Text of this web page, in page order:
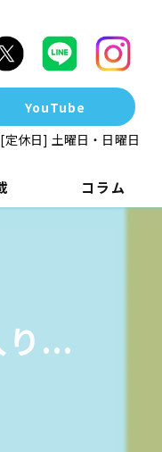
YouTube
休日] 土曜日・日曜日
コラム
り...